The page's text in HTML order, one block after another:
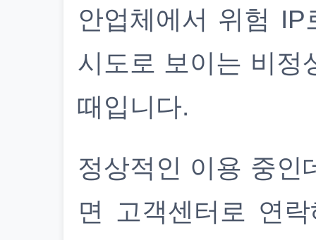
안업체에서 위험
시도로 보이는 비정
때입니다.
정상적인 이용 중인
면 고객센터로 연